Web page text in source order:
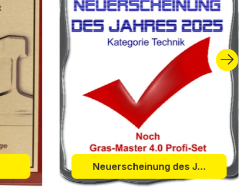
Neuerscheinung des Jahres